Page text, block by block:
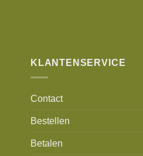
KLANTENSERVICE
Contact
Bestellen
Betalen